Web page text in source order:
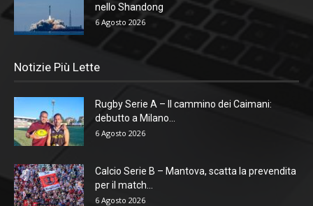
nello Shandong
6 Agosto 2026
Notizie Più Lette
Rugby Serie A – Il cammino dei Caimani:
debutto a Milano...
6 Agosto 2026
Calcio Serie B – Mantova, scatta la prevendita
per il match...
6 Agosto 2026